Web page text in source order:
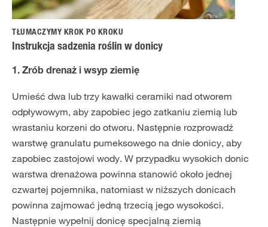
TŁUMACZYMY KROK PO KROKU
Instrukcja sadzenia roślin w donicy
1. Zrób drenaż i wsyp ziemię
Umieść dwa lub trzy kawałki ceramiki nad otworem
odpływowym, aby zapobiec jego zatkaniu ziemią lub
wrastaniu korzeni do otworu. Następnie rozprowadź
warstwę granulatu pumeksowego na dnie donicy, aby
zapobiec zastojowi wody. W przypadku wysokich donic
warstwa drenażowa powinna stanowić około jednej
czwartej pojemnika, natomiast w niższych donicach
powinna zajmować jedną trzecią jego wysokości.
Następnie wypełnij donicę specjalną ziemią